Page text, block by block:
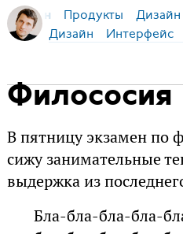
Бирман Продукты Дизайн
Дизайн Интерфейс
Филососия
В пятницу экзамен по
сижу занимательные
выдержка из
Бла-бла-бла-бла-